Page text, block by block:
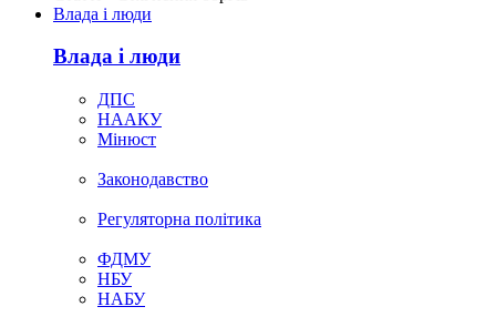
Влада i люди
Влада i люди
ДПС
НААКУ
Мінюст
Законодавство
Регуляторна політика
ФДМУ
НБУ
НАБУ